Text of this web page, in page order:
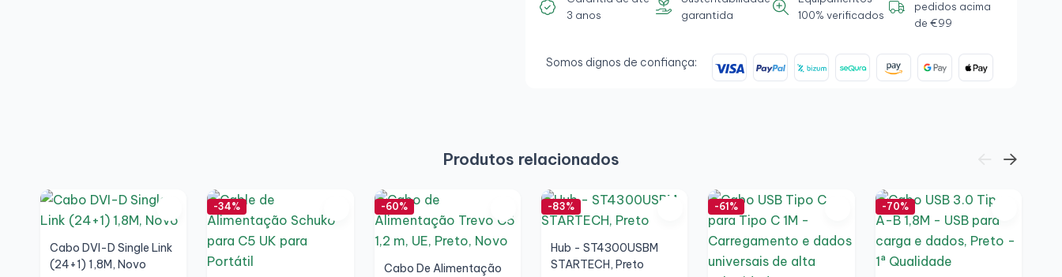
3 anos
garantida
100% verificados
pedidos acima
de €99
Somos dignos de confiança:
Produtos relacionados
Cabo DVI-D Single Link
(24+1) 1,8M, Novo
-34% -60%
Cabo De Alimentação
-83%
Hub - ST4300USBM
STARTECH, Preto
-61% -70%